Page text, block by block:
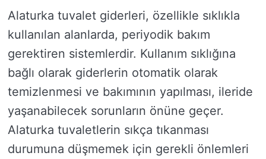
Alaturka tuvalet giderleri, özellikle sıklıkla
kullanılan alanlarda, periyodik bakım
gerektiren sistemlerdir. Kullanım sıklığına
bağlı olarak giderlerin otomatik olarak
temizlenmesi ve bakımının yapılması, ileride
yaşanabilecek sorunların önüne geçer.
Alaturka tuvaletlerin sıkça tıkanması
durumuna düşmemek için gerekli önlemleri